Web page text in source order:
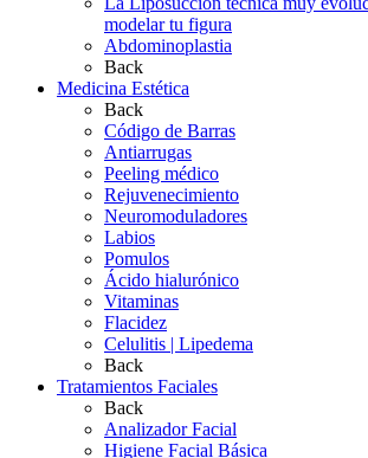
modelar tu figura
Abdominoplastia
Back
Medicina Estética
Back
Código de Barras
Antiarrugas
Peeling médico
Rejuvenecimiento
Neuromoduladores
Labios
Pomulos
Ácido hialurónico
Vitaminas
Flacidez
Celulitis | Lipedema
Back
Tratamientos Faciales
Back
Analizador Facial
Higiene Facial Básica